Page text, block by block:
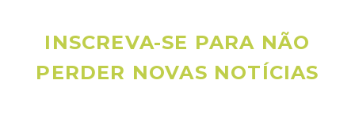
INSCREVA-SE PARA NÃO
PERDER NOVAS NOTÍCIAS